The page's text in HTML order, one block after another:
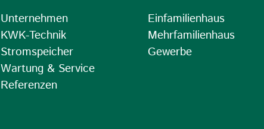
Unternehmen
KWK-Technik
Stromspeicher
Wartung & Service
Referenzen
Einfamilienhaus
Mehrfamilienhaus
Gewerbe